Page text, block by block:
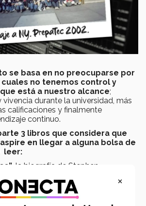
se basa en no preocuparse por
no tenemos control y
está a nuestro alcance;
vivencia durante la universidad, más
calificaciones y finalmente
continuo.
3 libros que considera que
en llegar a alguna bolsa de
leer:
, la biografía de Stephen
y CEO dentro de Blackstone, la
activos más grande del mundo.
, la biografía de “Warren Buffet”. Es
×